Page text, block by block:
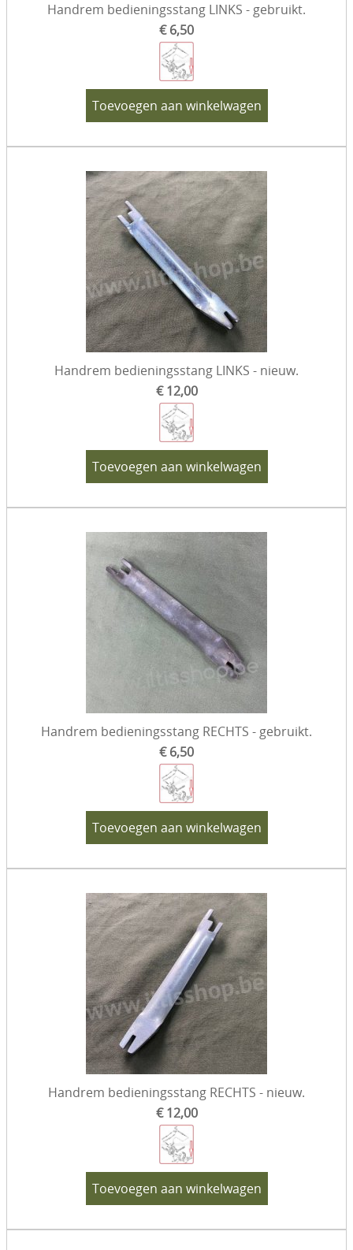
Handrem bedieningsstang LINKS - gebruikt.
€ 6,50
Toevoegen aan winkelwagen
Handrem bedieningsstang LINKS - nieuw.
€ 12,00
Toevoegen aan winkelwagen
Handrem bedieningsstang RECHTS - gebruikt.
€ 6,50
Toevoegen aan winkelwagen
Handrem bedieningsstang RECHTS - nieuw.
€ 12,00
Toevoegen aan winkelwagen